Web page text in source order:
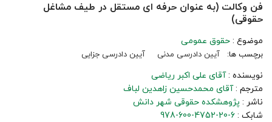
فن وکالت (به عنوان حرفه ای مستقل در طیف مشاغل
حقوقی)
موضوع : حقوق عمومی
برچسب ها: آیین دادرسی مدنی آیین دادرسی جزایی
نویسنده :آقای علی اکبر ریاضی
مترجم :آقای محمدحسین زاهدین لباف
ناشر : پژوهشکده حقوقی شهر دانش
شابک : 978-600-4752-20-6